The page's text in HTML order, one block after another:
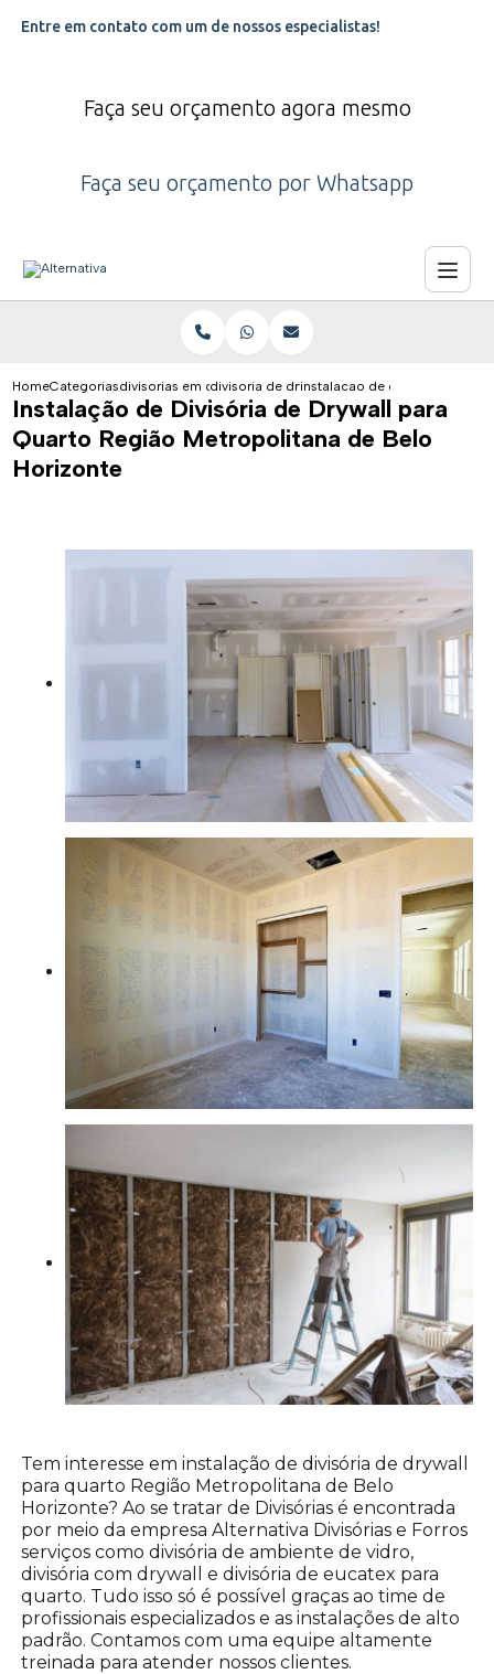
Entre em contato com um de nossos especialistas!
Faça seu orçamento agora mesmo
Faça seu orçamento por Whatsapp
HomeCategoriasdivisorias em drywalldivisoria de drywallinstalacao de divisoria de
Instalação de Divisória de Drywall para
Quarto Região Metropolitana de Belo
Horizonte
Tem interesse em instalação de divisória de drywall
para quarto Região Metropolitana de Belo
Horizonte? Ao se tratar de Divisórias é encontrada
por meio da empresa Alternativa Divisórias e Forros
serviços como divisória de ambiente de vidro,
divisória com drywall e divisória de eucatex para
quarto. Tudo isso só é possível graças ao time de
profissionais especializados e as instalações de alto
padrão. Contamos com uma equipe altamente
treinada para atender nossos clientes.